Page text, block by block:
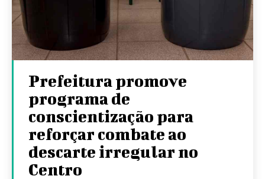
Prefeitura promove
programa de
conscientização para
reforçar combate ao
descarte irregular no
Centro